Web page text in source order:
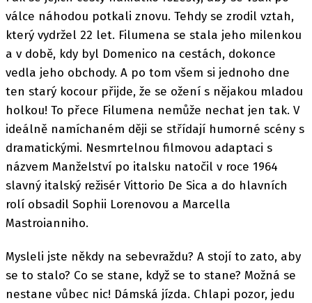
válce náhodou potkali znovu. Tehdy se zrodil vztah,
který vydržel 22 let. Filumena se stala jeho milenkou
a v době, kdy byl Domenico na cestách, dokonce
vedla jeho obchody. A po tom všem si jednoho dne
ten starý kocour přijde, že se ožení s nějakou mladou
holkou! To přece Filumena nemůže nechat jen tak. V
ideálně namíchaném ději se střídají humorné scény s
dramatickými. Nesmrtelnou filmovou adaptaci s
názvem Manželství po italsku natočil v roce 1964
slavný italský režisér Vittorio De Sica a do hlavních
rolí obsadil Sophii Lorenovou a Marcella
Mastroianniho.
Mysleli jste někdy na sebevraždu? A stojí to zato, aby
se to stalo? Co se stane, když se to stane? Možná se
nestane vůbec nic! Dámská jízda. Chlapi pozor, jedu